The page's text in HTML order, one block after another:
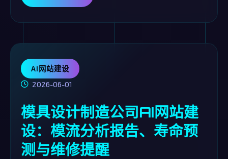
AI网站建设
2026-06-01
模具设计制造公司AI网站建
设：模流分析报告、寿命预
测与维修提醒